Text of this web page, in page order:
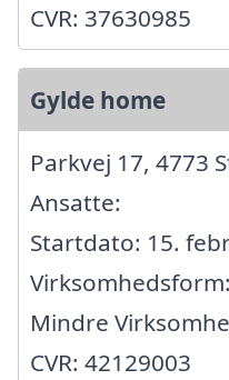
CVR: 37630985
Gylde home
Parkvej 17, 4773
Ansatte:
Startdato: 15.
Mindre
CVR: 42129003